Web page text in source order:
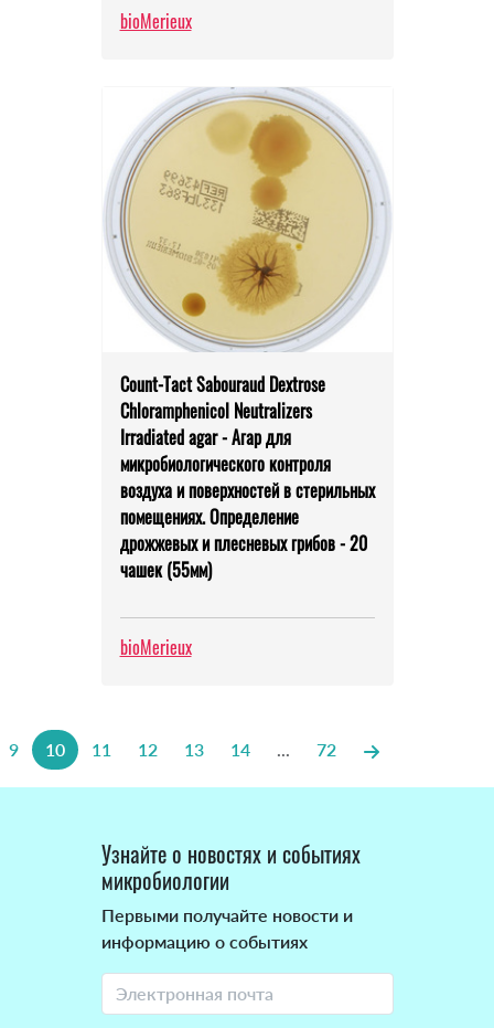
bioMerieux
Count-Тact Sabouraud Dextrose
Chloramphenicol Neutralizers
Irradiated agar - Агар для
микробиологического контроля
воздуха и поверхностей в стерильных
помещениях. Определение
дрожжевых и плесневых грибов - 20
чашек (55мм)
bioMerieux
9 10 11 12 13 14 ... 72
Узнайте о новостях и событиях
микробиологии
Первыми получайте новости и
информацию о событиях